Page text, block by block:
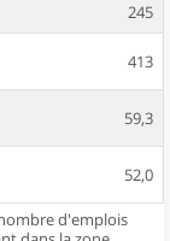
245
413
59,3
52,0
d'emplois